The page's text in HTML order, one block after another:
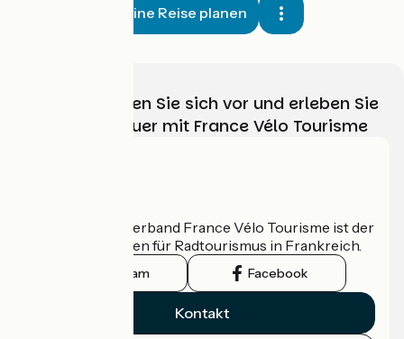
Meine Reise planen
Wählen, bereiten Sie sich vor und erleben Sie
Ihr Radabenteuer mit France Vélo Tourisme
Der nationale Verband France Vélo Tourisme ist der
offizielle Leitfaden für Radtourismus in Frankreich.
Instagram Facebook
Kontakt